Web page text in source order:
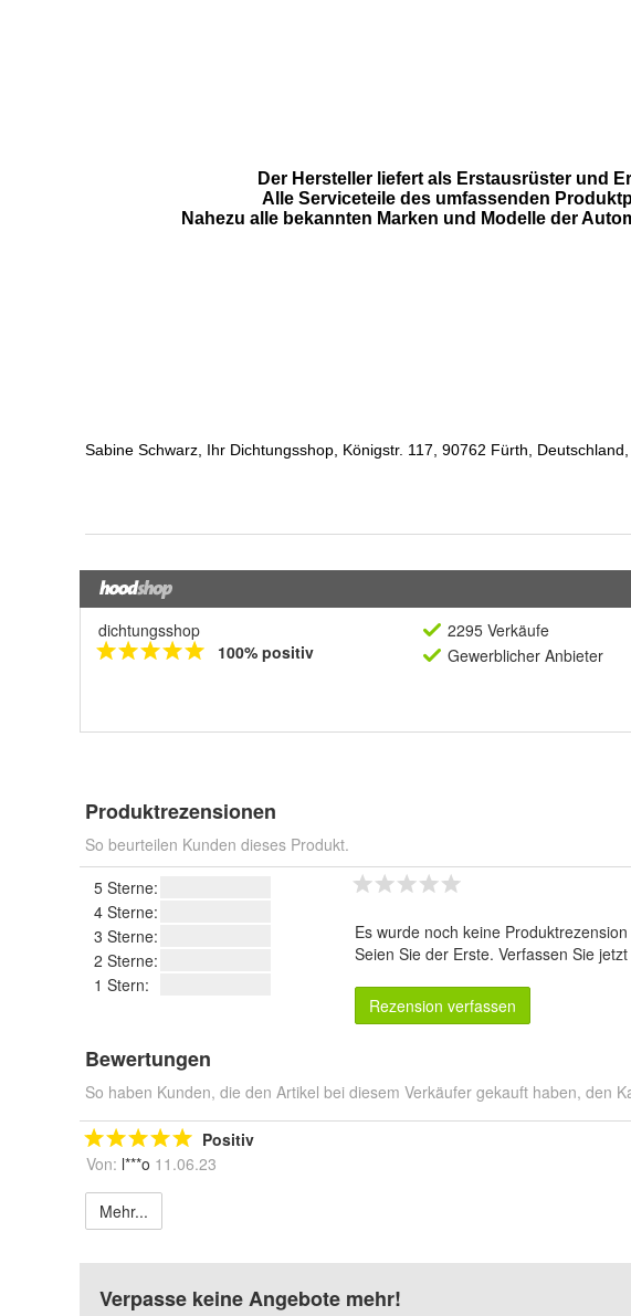
dichtungsshop
100% positiv
2295 Verkäufe
Gewerblicher Anbieter
Produktrezensionen
So beurteilen Kunden dieses Produkt.
5 Sterne:
4 Sterne:
3 Sterne:
2 Sterne:
1 Stern:
Es wurde noch keine
Seien Sie der Erste. Verfassen Sie
Rezension verfassen
Bewertungen
So haben Kunden, die den Artikel bei diesem Verkäufer gekauft haben, den
Positiv
Von: l***o 11.06.23
Mehr...
Verpasse keine Angebote mehr!